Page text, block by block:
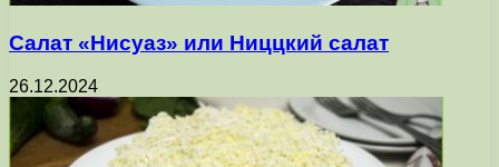
Салат «Нисуаз» или Ниццкий салат
26.12.2024